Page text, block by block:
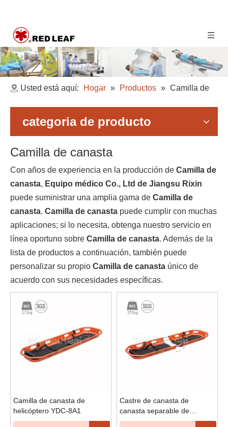
Usted está aquí: Hogar » Productos » Camilla de
categoria de producto
Camilla de canasta
Con años de experiencia en la producción de Camilla de
canasta, Equipo médico Co., Ltd de Jiangsu Rixin
puede suministrar una amplia gama de Camilla de
canasta. Camilla de canasta puede cumplir con muchas
aplicaciones; si lo necesita, obtenga nuestro servicio en
línea oportuno sobre Camilla de canasta. Además de la
lista de productos a continuación, también puede
personalizar su propio Camilla de canasta único de
acuerdo con sus necesidades específicas.
Camilla de canasta de
helicóptero YDC-8A1
Castre de canasta de
canasta separable de
helicóptero YDC-8B1